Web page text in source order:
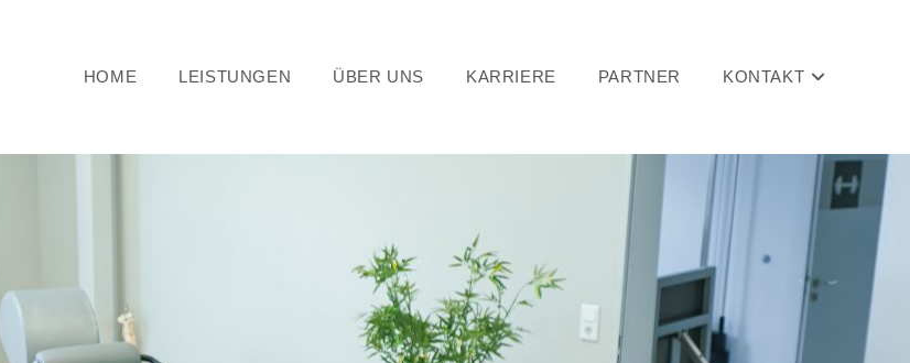
HOME LEISTUNGEN ÜBER UNS KARRIERE PARTNER KONTAKT